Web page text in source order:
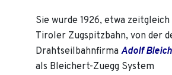
Sie wurde 1926, etwa zeitgleich
Tiroler Zugspitzbahn, von der
Drahtseilbahnfirma Adolf
als Bleichert-Zuegg System